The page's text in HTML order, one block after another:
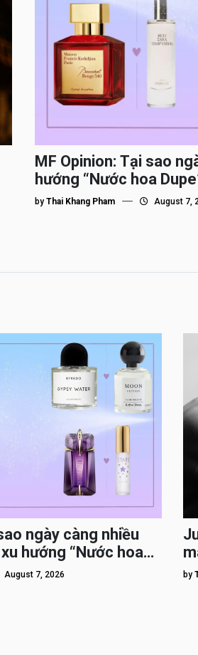
MF Opinion: Tại sao
hướng “Nước hoa
by Thai Khang Pham August 7,
ngày càng nhiều
hướng “Nước hoa
August 7, 2026 by